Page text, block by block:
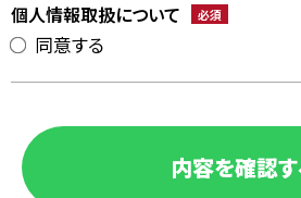
電子メールアドレスなどの情報提
ます。
送付や連絡等のために利用させ
２．個人情報を提供いただけなかった
個人情報取扱について 必須
同意する